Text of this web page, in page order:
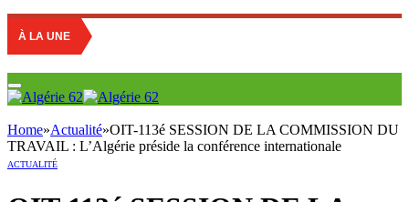
À LA UNE
Home»Actualité»OIT-113é SESSION DE LA COMMISSION DU
TRAVAIL : L’Algérie préside la conférence internationale
ACTUALITÉ